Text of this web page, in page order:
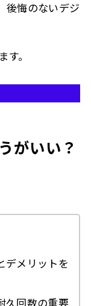
後悔のないデジ
。
がいい？
デメリットを
久回数の重要
ますか？
きますか？